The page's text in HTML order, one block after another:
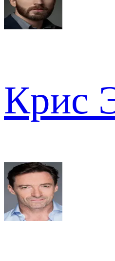
Крис